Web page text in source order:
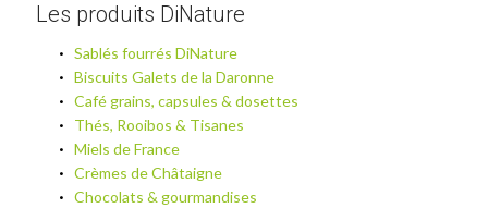
Les produits DiNature
Sablés fourrés DiNature
Biscuits Galets de la Daronne
Café grains, capsules & dosettes
Thés, Rooibos & Tisanes
Miels de France
Crèmes de Châtaigne
Chocolats & gourmandises